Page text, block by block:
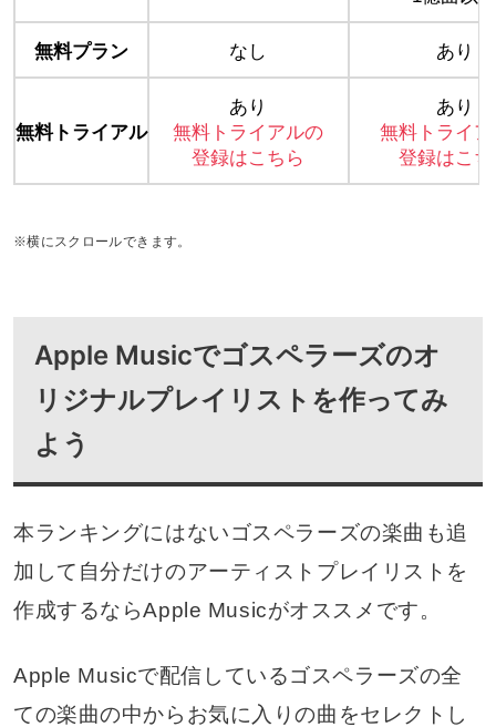
無料プラン なし あり
無料トライアル
あり
無料トライアルの
登録はこちら
あり
無料トライ
登録はこ
※横にスクロールできます。
Apple Musicでゴスペラーズのオ
リジナルプレイリストを作ってみ
よう
本ランキングにはないゴスペラーズの楽曲も追
加して自分だけのアーティストプレイリストを
作成するならApple Musicがオススメです。
Apple Musicで配信しているゴスペラーズの全
ての楽曲の中からお気に入りの曲をセレクトし